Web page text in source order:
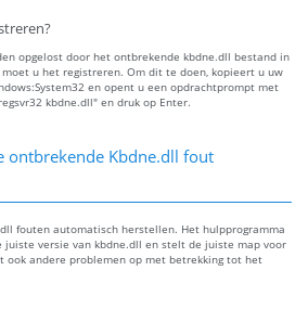
opgelost door het ontbrekende kbdne.dll bestand in
u het registreren. Om dit te doen, kopieert u uw
en opent u een opdrachtprompt met
kbdne.dll" en druk op Enter.
ontbrekende Kbdne.dll fout
fouten automatisch herstellen. Het hulpprogramma
versie van kbdne.dll en stelt de juiste map voor
ook andere problemen op met betrekking tot het